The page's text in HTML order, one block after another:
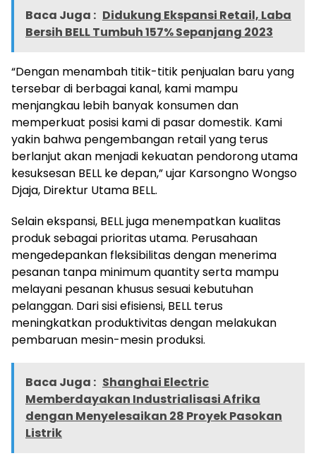
Baca Juga : Didukung Ekspansi Retail, Laba
Bersih BELL Tumbuh 157% Sepanjang 2023
“Dengan menambah titik-titik penjualan baru yang
tersebar di berbagai kanal, kami mampu
menjangkau lebih banyak konsumen dan
memperkuat posisi kami di pasar domestik. Kami
yakin bahwa pengembangan retail yang terus
berlanjut akan menjadi kekuatan pendorong utama
kesuksesan BELL ke depan,” ujar Karsongno Wongso
Djaja, Direktur Utama BELL.
Selain ekspansi, BELL juga menempatkan kualitas
produk sebagai prioritas utama. Perusahaan
mengedepankan fleksibilitas dengan menerima
pesanan tanpa minimum quantity serta mampu
melayani pesanan khusus sesuai kebutuhan
pelanggan. Dari sisi efisiensi, BELL terus
meningkatkan produktivitas dengan melakukan
pembaruan mesin-mesin produksi.
Baca Juga : Shanghai Electric
Memberdayakan Industrialisasi Afrika
dengan Menyelesaikan 28 Proyek Pasokan
Listrik